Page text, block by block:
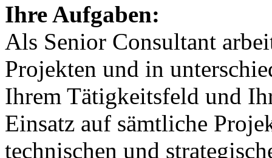
Ihre Aufgaben:
Als Senior Consultant
Projekten und in
Ihrem Tätigkeitsfeld und
Einsatz auf sämtliche
technischen und